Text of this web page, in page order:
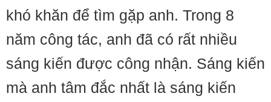
khó khăn để tìm gặp anh. Trong 8
năm công tác, anh đã có rất nhiều
sáng kiến được công nhận. Sáng kiến
mà anh tâm đắc nhất là sáng kiến